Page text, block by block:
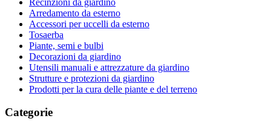
Arredamento da esterno
Accessori per uccelli da esterno
Tosaerba
Piante, semi e bulbi
Decorazioni da giardino
Utensili manuali e attrezzature da giardino
Strutture e protezioni da giardino
Prodotti per la cura delle piante e del terreno
Categorie